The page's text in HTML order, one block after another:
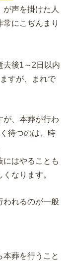
声を掛けた人
にこぢんまり
去後1～2日以内
すが、まれで
が、本葬が行わ
待つのは、時
にはやることも
なります。
われるのが一般
葬を行うこと